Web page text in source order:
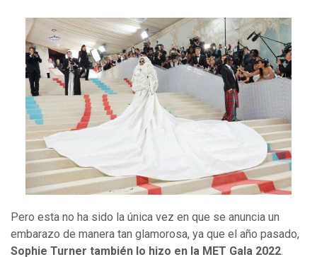
Pero esta no ha sido la única vez en que se anuncia un
embarazo de manera tan glamorosa, ya que el año pasado,
Sophie Turner también lo hizo en la MET Gala 2022.